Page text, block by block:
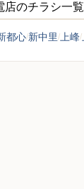
店のチラシ一覧
都心 新中里 上峰